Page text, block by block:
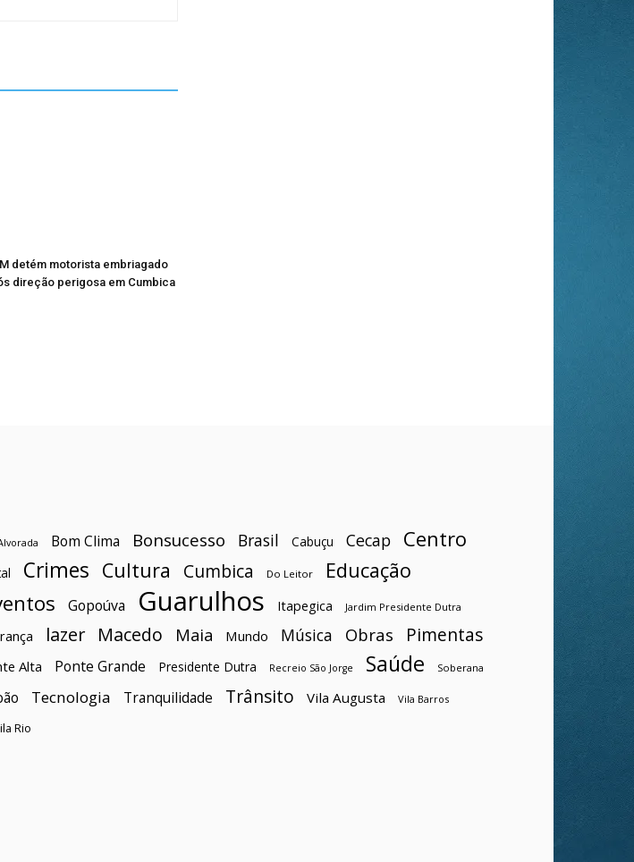
detém motorista embriagado
direção perigosa em Cumbica
Bom Clima Bonsucesso Brasil Cabuçu Cecap Centro
Crimes Cultura Cumbica Do Leitor Educação
Gopoúva Guarulhos Itapegica Jardim Presidente Dutra
lazer Macedo Maia Mundo Música Obras Pimentas
Alta Ponte Grande Presidente Dutra Recreio São Jorge Saúde Soberana
Tecnologia Tranquilidade Trânsito Vila Augusta Vila Barros
Rio